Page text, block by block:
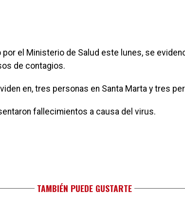
por el Ministerio de Salud este lunes, se
de contagios.
en, tres personas en Santa Marta y tres
fallecimientos a causa del virus.
TAMBIÉN PUEDE GUSTARTE